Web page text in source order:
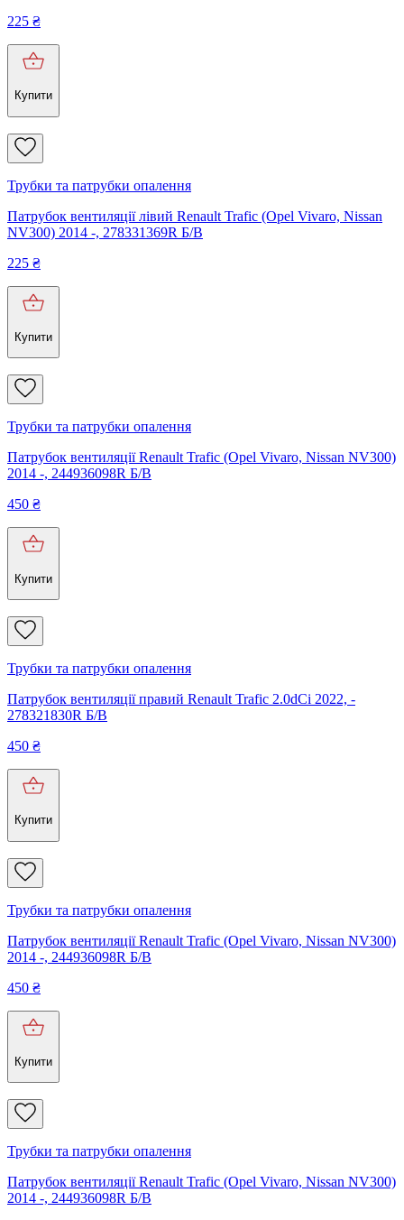
225 ₴
Купити
Трубки та патрубки опалення
Патрубок вентиляції лівий Renault Trafic (Opel Vivaro, Nissan
NV300) 2014 -, 278331369R Б/В
225 ₴
Купити
Трубки та патрубки опалення
Патрубок вентиляції Renault Trafic (Opel Vivaro, Nissan NV300)
2014 -, 244936098R Б/В
450 ₴
Купити
Трубки та патрубки опалення
Патрубок вентиляції правий Renault Trafic 2.0dCi 2022, -
278321830R Б/В
450 ₴
Купити
Трубки та патрубки опалення
Патрубок вентиляції Renault Trafic (Opel Vivaro, Nissan NV300)
2014 -, 244936098R Б/В
450 ₴
Купити
Трубки та патрубки опалення
Патрубок вентиляції Renault Trafic (Opel Vivaro, Nissan NV300)
2014 -, 244936098R Б/В